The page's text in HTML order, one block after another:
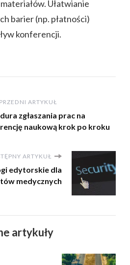
Ułatwianie
barier (np. płatności)
konferencji.
ARTYKUŁ
zgłaszania prac na
naukową krok po kroku
ARTYKUŁ
edytorskie dla
medycznych
artykuły